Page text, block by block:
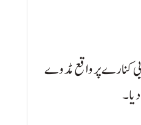
کنارے پر واقع مڈ وے